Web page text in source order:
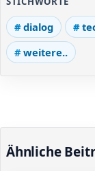
dialog
weitere..
Ähnliche